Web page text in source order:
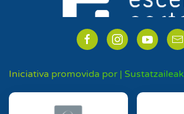
Iniciativa promovida por | Sustatzaileak